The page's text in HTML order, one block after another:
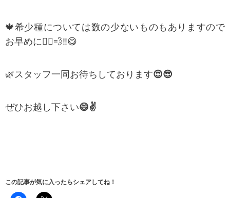
🍁希少種については数の少ないものもありますので
お早めに🏃‍♀️💨‼😋
🌿スタッフ一同お待ちしております😍😎
ぜひお越し下さい😄✌️
この記事が気に入ったらシェアしてね！